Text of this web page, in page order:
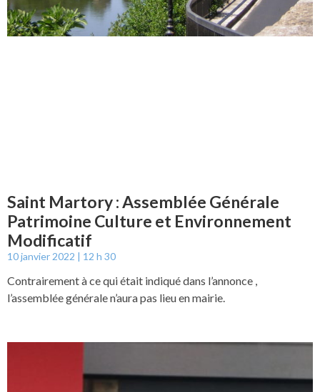
Saint Martory : Assemblée Générale
Patrimoine Culture et Environnement
Modificatif
10 janvier 2022 12 h 30
Contrairement à ce qui était indiqué dans l’annonce ,
l’assemblée générale n’aura pas lieu en mairie.